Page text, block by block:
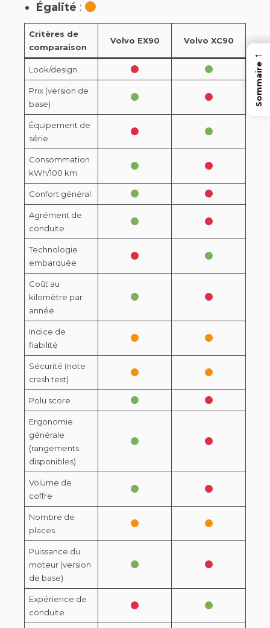
Égalité :
Critères de
comparaison
Volvo EX90 Volvo XC90
Look/design
Prix (version de
base)
Équipement de
série
Consommation
kWh/100 km
Confort général
Agrément de
conduite
Technologie
embarquée
Coût au
kilomètre par
année
Indice de
fiabilité
Sécurité (note
crash test)
Polu score
Ergonomie
générale
(rangements
disponibles)
Volume de
coffre
Nombre de
places
Puissance du
moteur (version
de base)
Expérience de
conduite
←
Sommaire